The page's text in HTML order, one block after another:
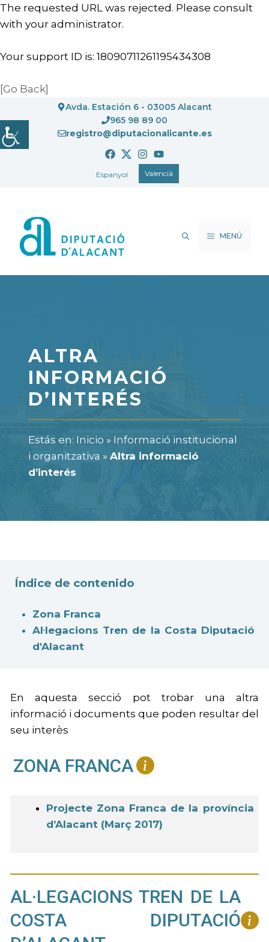
The requested URL was rejected. Please consult
with your administrator.
Your support ID is: 18090711261195434308
[Go Back]
al
contingut
Avda. Estación 6 - 03005 Alacant
965 98 89 00
registro@diputacionalicante.es
Espanyol Valencià
MENÚ
ALTRA
INFORMACIÓ
D’INTERÉS
Estás en: Inicio » Informació institucional
i organitzativa » Altra informació
d’interés
Índice de contenido
Zona Franca
Al·legacions Tren de la Costa Diputació
d'Alacant
En aquesta secció pot trobar una altra
informació i documents que poden resultar del
seu interès
ZONA FRANCA
Projecte Zona Franca de la província
d’Alacant (Març 2017)
AL·LEGACIONS TREN DE LA
COSTA DIPUTACIÓ